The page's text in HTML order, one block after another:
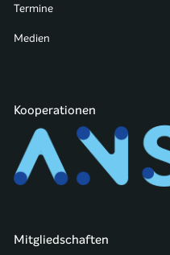
Termine
Medien
Kooperationen
Mitgliedschaften